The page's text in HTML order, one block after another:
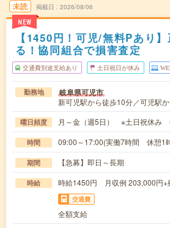
未読
NEW
掲載日 2026/08/06
【1450円！可児/無料Pあり
る！協同組合で損害査定
交通費別途支給あり 土日祝日が休み
勤務地 岐阜県可児市
新可児駅から徒歩10分／可児駅
曜日頻度 月～金（週5日） ※土日祝休み
時間 09:00～17:00(実働7時間 休憩1
期間 【急募】即日～長期
時給 時給1450円 月収例 203,000円+
交通費
全額支給